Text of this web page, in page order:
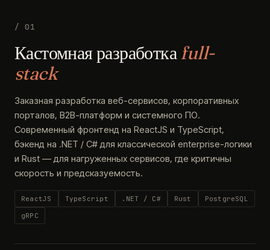
/ 01
Кастомная разработкаfull-
stack
Заказная разработка веб-сервисов, корпоративных
порталов, B2B-платформ и системного ПО.
Современный фронтенд на ReactJS и TypeScript,
бэкенд на .NET / C# для классической enterprise-логики
и Rust — для нагруженных сервисов, где критичны
скорость и предсказуемость.
ReactJS TypeScript .NET / C# Rust
PostgreSQL
gRPC